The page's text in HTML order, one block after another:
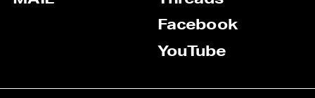
Facebook
YouTube